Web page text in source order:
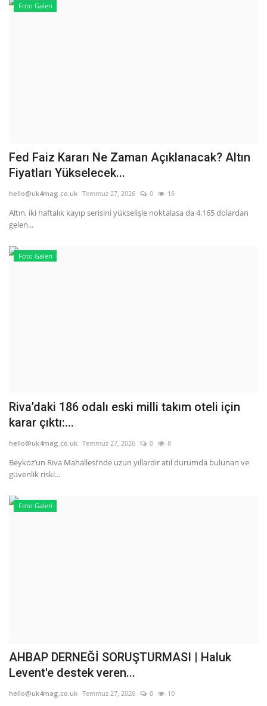
Foto Galeri
Fed Faiz Kararı Ne Zaman Açıklanacak? Altın
Fiyatları Yükselecek...
hello@uk4mag.co.uk Temmuz 27, 2026 0 16
Altın, iki haftalık kayıp serisini yükselişle noktalasa da 4.165 dolardan
gelen...
Foto Galeri
Riva’daki 186 odalı eski milli takım oteli için
karar çıktı:...
hello@uk4mag.co.uk Temmuz 27, 2026 0 8
Beykoz’un Riva Mahallesi’nde uzun yıllardır atıl durumda bulunan ve
güvenlik riski...
Foto Galeri
AHBAP DERNEĞİ SORUŞTURMASI | Haluk
Levent'e destek veren...
hello@uk4mag.co.uk Temmuz 27, 2026 0 10